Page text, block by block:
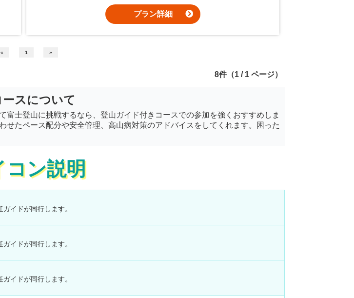
プラン詳細
« 1 »
8件（1 / 1 ページ）
スについて
士登山に挑戦するなら、登山ガイド付きコースでの参加を強くおすすめしま
たペース配分や安全管理、高山病対策のアドバイスをしてくれます。困った
コン説明
イドが同行します。
イドが同行します。
イドが同行します。